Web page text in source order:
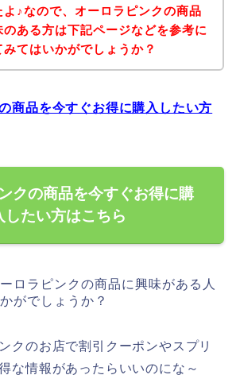
よ♪なので、オーロラピンクの商品
のある方は下記ページなどを参考に
みてはいかがでしょうか？
商品を今すぐお得に購入したい方
クの商品を今すぐお得に購
したい方はこちら
ロラピンクの商品に興味がある人
がでしょうか？
クのお店で割引クーポンやスプリ
な情報があったらいいのにな～